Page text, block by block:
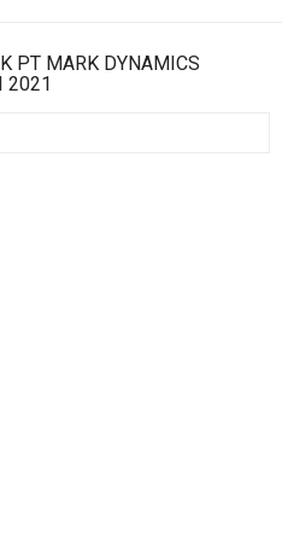
PT MARK DYNAMICS
2021